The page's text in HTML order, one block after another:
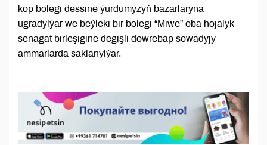
köp bölegi dessine ýurdumyzyň bazarlaryna
ugradylýar we beýleki bir bölegi “Miwe” oba hojalyk
senagat birleşigine degişli döwrebap sowadyjy
ammarlarda saklanylýar.